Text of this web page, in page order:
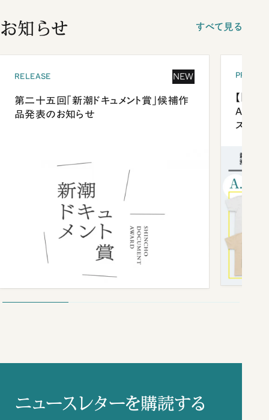
お知らせ すべて見る
RELEASE NEW
第二十五回「新潮ドキュメント賞」候補作
品発表のお知らせ
【「新
ズプレ
ニュースレターを購読する